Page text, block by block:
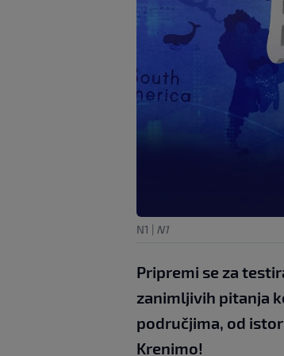
N1 | N1
Pripremi se za
zanimljivih pitanja
područjima, od
Krenimo!